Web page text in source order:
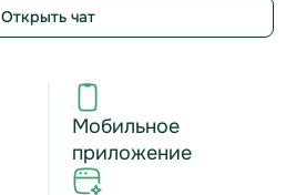
Открыть чат
Мобильное
приложение